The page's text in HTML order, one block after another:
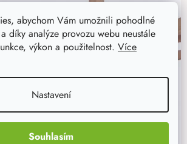
abychom Vám umožnili pohodlné
díky analýze provozu webu neustále
výkon a použitelnost. Více
Nastavení
Souhlasím